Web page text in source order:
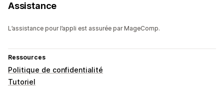
Assistance
L’assistance pour l’appli est assurée par MageComp.
Ressources
Politique de confidentialité
Tutoriel